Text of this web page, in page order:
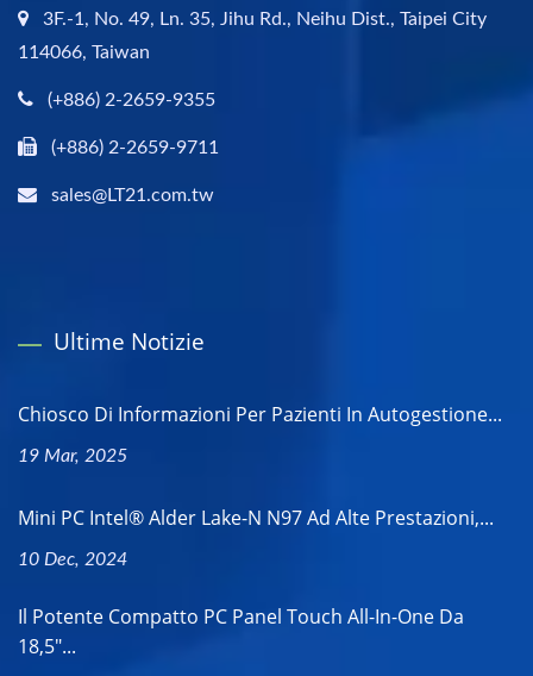
3F.-1, No. 49, Ln. 35, Jihu Rd., Neihu Dist., Taipei City
114066, Taiwan
(+886) 2-2659-9355
(+886) 2-2659-9711
sales@LT21.com.tw
Ultime Notizie
Chiosco Di Informazioni Per Pazienti In Autogestione...
19 Mar, 2025
Mini PC Intel® Alder Lake-N N97 Ad Alte Prestazioni,...
10 Dec, 2024
Il Potente Compatto PC Panel Touch All-In-One Da
18,5"...